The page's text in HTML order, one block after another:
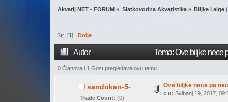
Akvarij NET - FORUM » Slatkovodna Akvaristika» Biljke i alge
Str: [1] Dolje
Autor Tema: Ove biljke nece
0 Članova i 1 Gost pregledava ovu temu.
sandokan-5-
Trade Count: (0)
Ove biljke nece pa
« u: Svibanj 19, 2017,